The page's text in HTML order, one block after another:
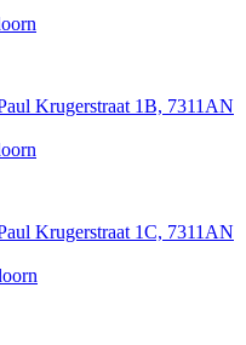
Krugerstraat 1B, 7311AN
Krugerstraat 1C, 7311AN